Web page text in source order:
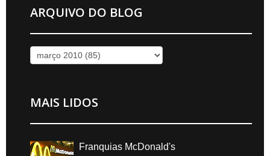
ARQUIVO DO BLOG
MAIS LIDOS
Franquias McDonald's